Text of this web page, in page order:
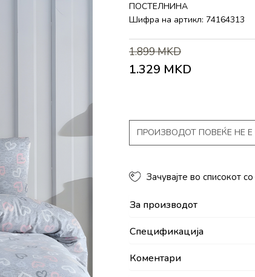
ПОСТЕЛНИНА
Шифра на артикл: 74164313
1.899MKD
1.329 MKD
ПРОИЗВОДОТ ПОВЕЌЕ НЕ
Зачувајте во списокот
За производот
Спецификација
Коментари